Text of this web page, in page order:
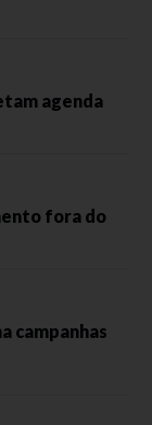
agenda
fora do
campanhas